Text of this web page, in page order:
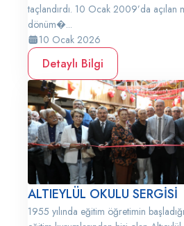
taçlandırdı. 10 Ocak 2009’da açılan
dönüm�...
10 Ocak 2026
Detaylı Bilgi
ALTIEYLÜL OKULU SERGİSİ
1955 yılında eğitim öğretimin